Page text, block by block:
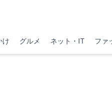
け グルメ ネット・IT ファ